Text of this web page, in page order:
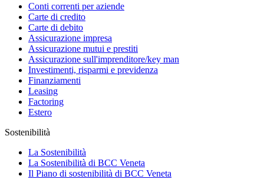
Conti correnti per aziende
Carte di credito
Carte di debito
Assicurazione impresa
Assicurazione mutui e prestiti
Assicurazione sull'imprenditore/key man
Investimenti, risparmi e previdenza
Finanziamenti
Leasing
Factoring
Estero
Sostenibilità
La Sostenibilità
La Sostenibilità di BCC Veneta
Il Piano di sostenibilità di BCC Veneta